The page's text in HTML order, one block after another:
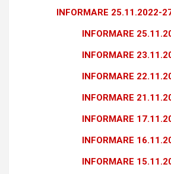
INFORMARE 25.11.2022-
INFORMARE
INFORMARE
INFORMARE
INFORMARE
INFORMARE
INFORMARE
INFORMARE